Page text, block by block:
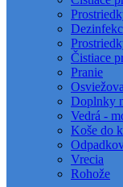
Čistiace
Pranie
Doplnky
Vedrá -
Koše do
Vrecia
Rohože